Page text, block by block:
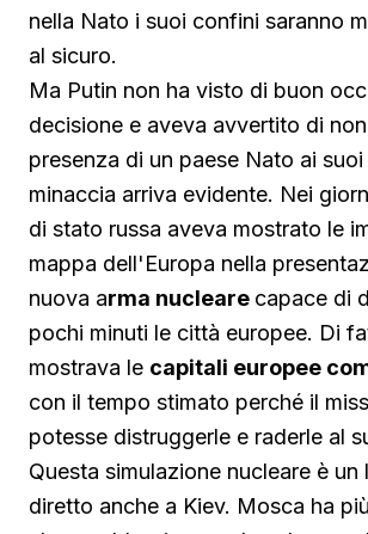
nella Nato i suoi confini saranno
al sicuro.
Ma Putin non ha visto di buon
decisione e aveva avvertito di
presenza di un paese Nato ai
minaccia arriva evidente. Nei
di stato russa aveva mostrato le
mappa dell'Europa nella
nuova arma nucleare capace di
pochi minuti le città europee. Di
mostrava le capitali europee
con il tempo stimato perché il
potesse distruggerle e raderle al
Questa simulazione nucleare è
diretto anche a Kiev. Mosca ha